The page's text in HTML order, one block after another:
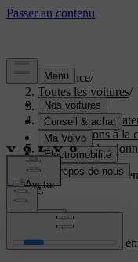
Assistance/
Toutes les voitures/
EX60 2027/
Manuel de
Informations à la
Traitement des
Soutien personnalisé
voiture.
Connexion
Traitement des données